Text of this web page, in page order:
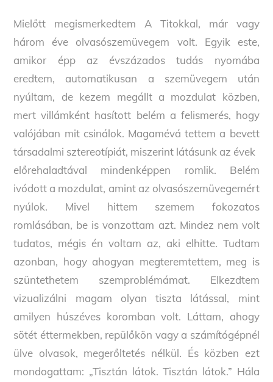
Mielőtt megismerkedtem A Titokkal, már vagy
három éve olvasószemüvegem volt. Egyik este,
amikor épp az évszázados tudás nyomába
eredtem, automatikusan a szemüvegem után
nyúltam, de kezem megállt a mozdulat közben,
mert villámként hasított belém a felismerés, hogy
valójában mit csinálok. Magamévá tettem a bevett
társadalmi sztereotípiát, miszerint látásunk az évek
előrehaladtával mindenképpen romlik. Belém
ivódott a mozdulat, amint az olvasószemüvegemért
nyúlok. Mivel hittem szemem fokozatos
romlásában, be is vonzottam azt. Mindez nem volt
tudatos, mégis én voltam az, aki elhitte. Tudtam
azonban, hogy ahogyan megteremtettem, meg is
szüntethetem szemproblémámat. Elkezdtem
vizualizálni magam olyan tiszta látással, mint
amilyen húszéves koromban volt. Láttam, ahogy
sötét éttermekben, repülőkön vagy a számítógépnél
ülve olvasok, megerőltetés nélkül. És közben ezt
mondogattam: „Tisztán látok. Tisztán látok.” Hála